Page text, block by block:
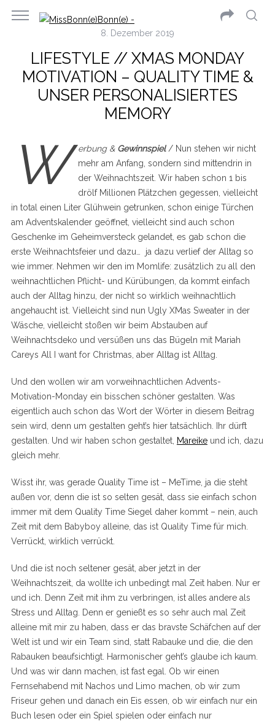
8. Dezember 2019
LIFESTYLE // XMAS MONDAY
MOTIVATION – QUALITY TIME &
UNSER PERSONALISIERTES
MEMORY
W erbung & Gewinnspiel/ Nun stehen wir nicht
mehr am Anfang, sondern sind mittendrin in
der Weihnachtszeit. Wir haben schon 1 bis
drölf Millionen Plätzchen gegessen, vielleicht
in total einen Liter Glühwein getrunken, schon einige Türchen
am Adventskalender geöffnet, vielleicht sind auch schon
Geschenke im Geheimversteck gelandet, es gab schon die
erste Weihnachtsfeier und dazu… ja dazu verlief der Alltag so
wie immer. Nehmen wir den im Momlife: zusätzlich zu all den
weihnachtlichen Pflicht- und Kürübungen, da kommt einfach
auch der Alltag hinzu, der nicht so wirklich weihnachtlich
angehaucht ist. Vielleicht sind nun Ugly XMas Sweater in der
Wäsche, vielleicht stoßen wir beim Abstauben auf
Weihnachtsdeko und versüßen uns das Bügeln mit Mariah
Careys All I want for Christmas, aber Alltag ist Alltag.
Und den wollen wir am vorweihnachtlichen Advents-
Motivation-Monday ein bisschen schöner gestalten. Was
eigentlich auch schon das Wort der Wörter in diesem Beitrag
sein wird, denn um gestalten geht’s hier tatsächlich. Ihr dürft
gestalten. Und wir haben schon gestaltet, Mareikeund ich, dazu
gleich mehr.
Wisst ihr, was gerade Quality Time ist – MeTime, ja die steht
außen vor, denn die ist so selten gesät, dass sie einfach schon
immer mit dem Quality Time Siegel daher kommt – nein, auch
Zeit mit dem Babyboy alleine, das ist Quality Time für mich.
Verrückt, wirklich verrückt.
Und die ist noch seltener gesät, aber jetzt in der
Weihnachtszeit, da wollte ich unbedingt mal Zeit haben. Nur er
und ich. Denn Zeit mit ihm zu verbringen, ist alles andere als
Stress und Alltag. Denn er genießt es so sehr auch mal Zeit
alleine mit mir zu haben, dass er das bravste Schäfchen auf der
Welt ist und wir ein Team sind, statt Rabauke und die, die den
Rabauken beaufsichtigt. Harmonischer geht’s glaube ich kaum.
Und was wir dann machen, ist fast egal. Ob wir einen
Fernsehabend mit Nachos und Limo machen, ob wir zum
Friseur gehen und danach ein Eis essen, ob wir einfach nur ein
Buch lesen oder ein Spiel spielen oder einfach nur